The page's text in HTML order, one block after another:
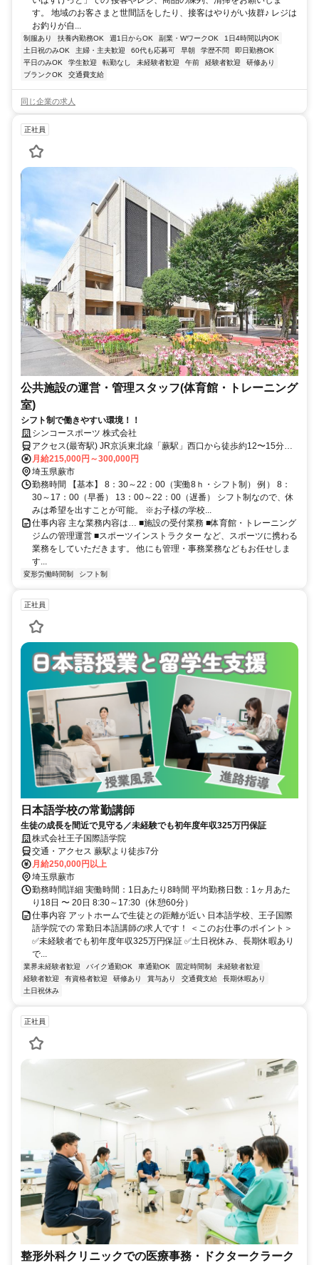
す。 地域のお客さまと世間話をしたり、接客はやりがい抜群♪ レジは
お釣りが自...
制服あり 扶養内勤務OK 週1日からOK 副業・WワークOK
1日4時間以内OK
土日祝のみOK
主婦・主夫歓迎 60代も応募可 早朝 学歴不問
即日勤務OK
平日のみOK
学生歓迎 転勤なし 未経験者歓迎 午前 経験者歓迎
研修あり
ブランクOK
交通費支給
同じ企業の求人
正社員
公共施設の運営・管理スタッフ(体育館・トレーニング
室)
シフト制で働きやすい環境！！
シンコースポーツ 株式会社
アクセス(最寄駅) JR京浜東北線「蕨駅」西口から徒歩約12〜15分。
JR埼京線「北戸田駅」東口から徒歩約20〜22分。 蕨駅西口より、蕨
市コミュニティバス「ぷらっとわらび（ルート：西ルート）」に乗
車、「市民体育館」バス停下車すぐ。
月給215,000円～300,000円
埼玉県蕨市
勤務時間 【基本】 8：30～22：00（実働8ｈ・シフト制） 例） 8：
30～17：00（早番） 13：00～22：00（遅番） シフト制なので、休
みは希望を出すことが可能。 ※お子様の学校...
仕事内容 主な業務内容は… ■施設の受付業務 ■体育館・トレーニング
ジムの管理運営 ■スポーツインストラクター など、スポーツに携わる
業務をしていただきます。 他にも管理・事務業務などもお任せしま
す...
変形労働時間制 シフト制
正社員
日本語学校の常勤講師
生徒の成長を間近で見守る／未経験でも初年度年収325万円保証
株式会社王子国際語学院
交通・アクセス 蕨駅より徒歩7分
月給250,000円以上
埼玉県蕨市
勤務時間詳細 実働時間：1日あたり8時間 平均勤務日数：1ヶ月あた
り18日 〜 20日 8:30～17:30（休憩60分）
仕事内容 アットホームで生徒との距離が近い 日本語学校、王子国際
語学院での 常勤日本語講師の求人です！ ＜このお仕事のポイント＞
✅未経験者でも初年度年収325万円保証 ✅土日祝休み、長期休暇あり
で...
業界未経験者歓迎 バイク通勤OK 車通勤OK 固定時間制
未経験者歓迎
経験者歓迎
有資格者歓迎 研修あり 賞与あり 交通費支給
長期休暇あり
土日祝休み
正社員
整形外科クリニックでの医療事務・ドクタークラーク